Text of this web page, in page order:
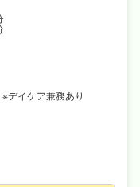
デイケア兼務あり